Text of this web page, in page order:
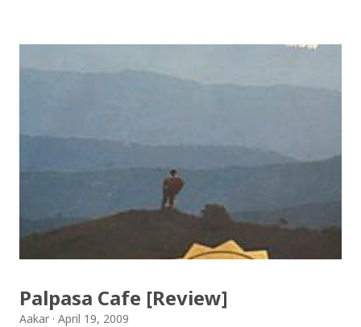
Songs: diyo baali sanjh ko / दियो बाली साँझ को
Download: Tihar Dhun (Deusi,Bhailo)/ तिहार धुन(देउसी
गितहरुलाई हामीले यहाँ एकै ठाउँमा सजिलोको लागि राखिदिएको मात्र
हौँ । तपाई यदि यी गित संगितको सर्जक हुनुहुन्छ र गित संगित यहाँबाट
हटाउनुपर्ने भए जानकारी गराउनुहोला । फेरी एकपटक शुभ दिपावलीको
हार्दिक मंगलमय शुभकामना व्यक्त गर्दछौँ ।
Palpasa Cafe [Review]
Aakar April 19, 2009